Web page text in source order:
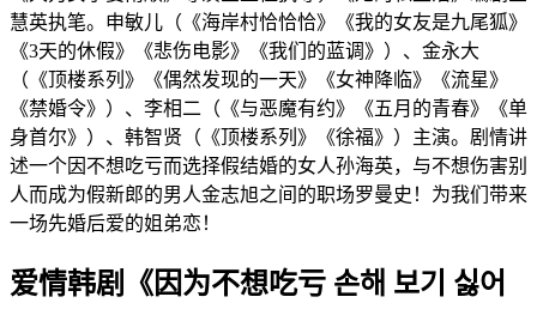
慧英执笔。申敏儿（《海岸村恰恰恰》《我的女友是九尾狐》
《3天的休假》《悲伤电影》《我们的蓝调》）、金永大
（《顶楼系列》《偶然发现的一天》《女神降临》《流星》
《禁婚令》）、李相二（《与恶魔有约》《五月的青春》《单
身首尔》）、韩智贤（《顶楼系列》《徐福》）主演。剧情讲
述一个因不想吃亏而选择假结婚的女人孙海英，与不想伤害别
人而成为假新郎的男人金志旭之间的职场罗曼史！为我们带来
一场先婚后爱的姐弟恋！
爱情韩剧《因为不想吃亏 손해 보기 싫어